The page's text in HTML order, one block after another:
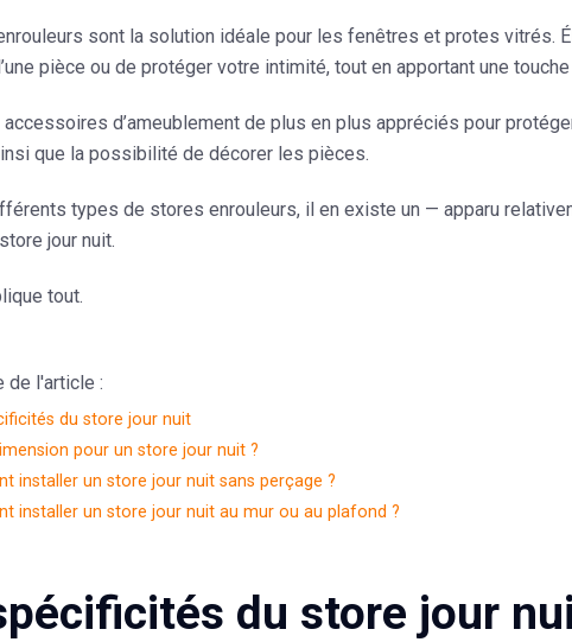
sont la solution idéale pour les fenêtres et protes vitrés.
pièce ou de protéger votre intimité, tout en apportant une
d’ameublement de plus en plus appréciés pour
que la possibilité de décorer les pièces.
types de stores enrouleurs, il en existe un — apparu
jour nuit.
tout.
de l'article :
du store jour nuit
pour un store jour nuit ?
installer un store jour nuit sans perçage ?
installer un store jour nuit au mur ou au plafond ?
du store jour